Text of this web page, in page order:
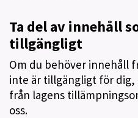
Ta del av innehåll
tillgängligt
Om du behöver innehåll
inte är tillgängligt för
från lagens
oss.